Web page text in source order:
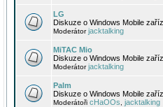
LG
Diskuze o Windows Mobile
Moderátorjacktalking
MiTAC Mio
Diskuze o Windows Mobile
Moderátorjacktalking
Palm
Diskuze o Windows Mobile
Moderátoři cHaOOs jacktalking